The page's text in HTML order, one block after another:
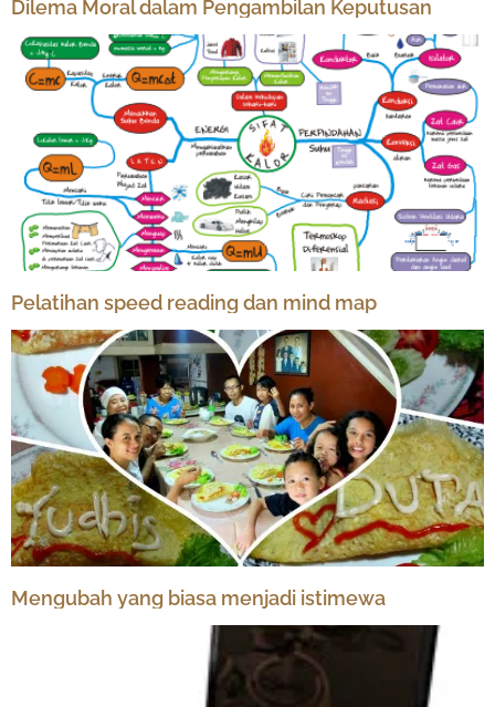
Dilema Moral dalam Pengambilan Keputusan
Pelatihan speed reading dan mind map
Mengubah yang biasa menjadi istimewa